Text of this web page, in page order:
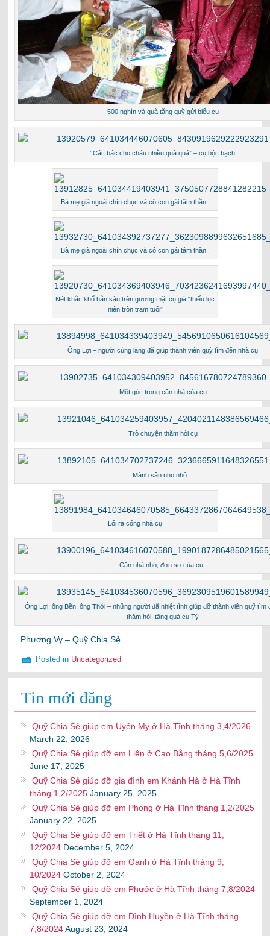
500 nghìn và quà tặng quỹ gửi biếu cụ
“Các bác cho cháu nhiều quà quá” – cụ bộc bạch
Bà mẹ già ngoài chín chục và cô con gái tâm thần !
Bà mẹ già ngoài chín chục và cô con gái tâm thần !
Nét khắc khổ hằn sâu trên gương mặt cụ già “thiếu lục
niên tròn trăm tuổi”
Ông Lợi – người cùng làng đã giúp thành viên quỹ tìm đến nhà cụ
Một góc trong căn nhà của cụ
Trò chuyện thăm hỏi cụ
Mảnh sân nho nhỏ…
Lối ra cổng nhà cụ
Căn nhà nhỏ, đơn sơ của cụ .
Ông Lợi, ông Bền, ông Thới – những người đã nhiệt tình giúp đỡ thành viên quỹ tìm
thăm hỏi, tặng quà cụ Tý
Phương Vy – Quỹ Chia Sẻ
Posted in Uncategorized
Tin mới đăng
Quỹ Chia Sẻ giúp em Uyển My ở Hà Tĩnh tháng 3,4/2026
March 22, 2026
Quỹ Chia Sẻ giúp đỡ em Liên ở Cao Bằng tháng 5,6/2025
June 17, 2025
Quỹ Chia Sẻ giúp đỡ gia đình em Khánh Hà ở Hà Tĩnh
tháng 1,2/2025 January 25, 2025
Quỹ Chia Sẻ giúp đỡ em Phong ở Hà Tĩnh tháng 1,2/2025
January 22, 2025
Quỹ Chia Sẻ giúp đỡ em Triết ở Hà Tĩnh tháng 11,
12/2024 December 5, 2024
Quỹ Chia Sẻ giúp đỡ em Oanh ở Hà Tĩnh tháng 9,
10/2024 October 2, 2024
Quỹ Chia Sẻ giúp đỡ em Phước ở Hà Tĩnh tháng 7,8/2024
September 1, 2024
Quỹ Chia Sẻ giúp đỡ em Đình Huyền ở Hà Tĩnh tháng
7,8/2024 August 23, 2024